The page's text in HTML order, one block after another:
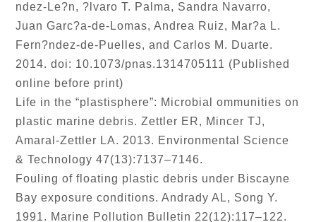
ndez-Le?n, ?lvaro T. Palma, Sandra Navarro,
Juan Garc?a-de-Lomas, Andrea Ruiz, Mar?a L.
Fern?ndez-de-Puelles, and Carlos M. Duarte.
2014. doi: 10.1073/pnas.1314705111 (Published
online before print)
Life in the “plastisphere”: Microbial ommunities on
plastic marine debris. Zettler ER, Mincer TJ,
Amaral-Zettler LA. 2013. Environmental Science
& Technology 47(13):7137–7146.
Fouling of floating plastic debris under Biscayne
Bay exposure conditions. Andrady AL, Song Y.
1991. Marine Pollution Bulletin 22(12):117–122.